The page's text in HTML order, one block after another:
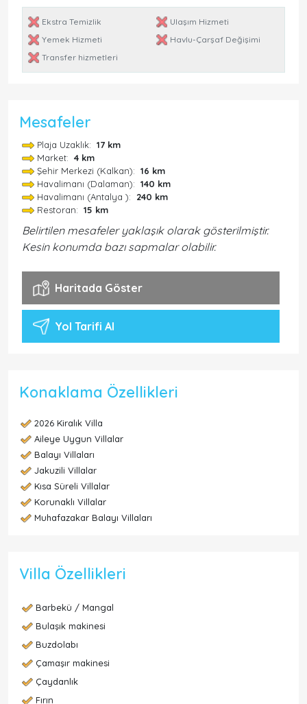
Ekstra Temizlik
Ulaşım Hizmeti
Yemek Hizmeti
Havlu-Çarşaf Değişimi
Transfer hizmetleri
Mesafeler
Plaja Uzaklık: 17 km
Market: 4 km
Şehir Merkezi (Kalkan): 16 km
Havalimanı (Dalaman): 140 km
Havalimanı (Antalya ): 240 km
Restoran: 15 km
Belirtilen mesafeler yaklaşık olarak gösterilmiştir.
Kesin konumda bazı sapmalar olabilir.
Haritada Göster
Yol Tarifi Al
Konaklama Özellikleri
2026 Kiralık Villa
Aileye Uygun Villalar
Balayı Villaları
Jakuzili Villalar
Kısa Süreli Villalar
Korunaklı Villalar
Muhafazakar Balayı Villaları
Villa Özellikleri
Barbekü / Mangal
Bulaşık makinesi
Buzdolabı
Çamaşır makinesi
Çaydanlık
Fırın